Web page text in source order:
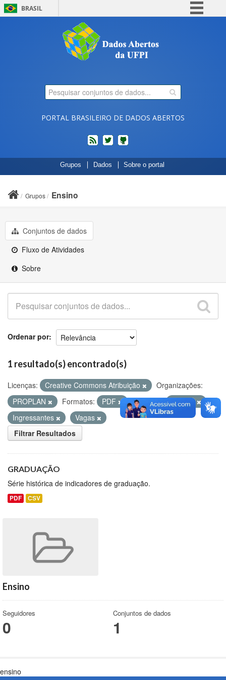
BRASIL
Comunica BR
Participe
Legislação
PORTAL BRASILEIRO DE DADOS ABERTOS
feed twitterCódigos
fonte
de
Grupos Dados Sobre o portal
Grupos Ensino
Conjuntos de dados
Fluxo de Atividades
Sobre
Ordenar por
1 resultado(s) encontrado(s)
Licenças: Creative Commons Atribuição
Organizações:
PROPLAN
Formatos: PDF Etiquetas:
ENADE
Ingressantes
Vagas
Filtrar Resultados
GRADUAÇÃO
Série histórica de indicadores de graduação.
PDF CSV
Ensino
Seguidores
0
Conjuntos de dados
1
ensino